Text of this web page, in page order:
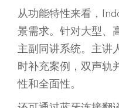
从功能特性来看，
景需求。针对大型、
主副同讲系统。主讲
时补充案例，双声轨
性和全面性。